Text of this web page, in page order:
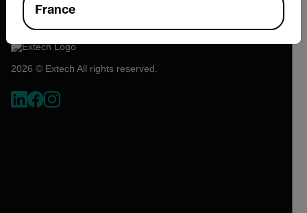
2026 © Extech All rights reserved.
France